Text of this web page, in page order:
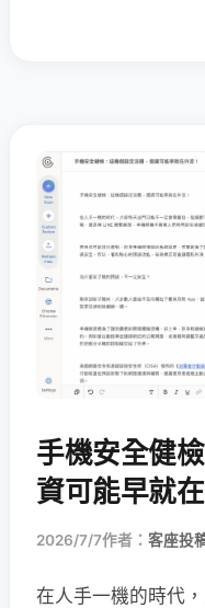
手機安全健
資可能早就
2026/7/7作者： 客座投
在人手一機的時代